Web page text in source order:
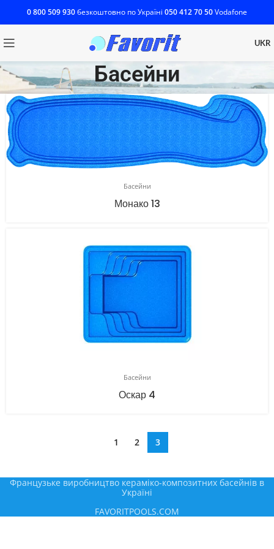
0 800 509 930безкоштовно по Україні ‎050 412 70 50Vodafone
UKR
Басейни
Басейни
Монако 13
Басейни
Оскар 4
1 2 3
Французьке виробництво керамiко-композитних басейнів в
Україні
FAVORITPOOLS.COM